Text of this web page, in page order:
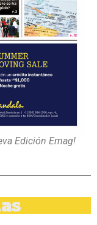
Edición Emag!